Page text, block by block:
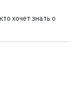
хочет знать о